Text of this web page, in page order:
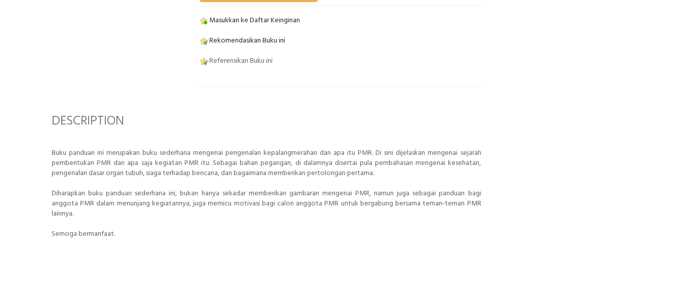
Masukkan ke Daftar Keinginan
Rekomendasikan Buku ini
Referensikan Buku ini
DESCRIPTION
Buku panduan ini merupakan buku sederhana mengenai pengenalan kepalangmerahan dan apa itu PMR. Di sini dijelaskan mengenai sejarah
pembentukan PMR dan apa saja kegiatan PMR itu. Sebagai bahan pegangan, di dalamnya disertai pula pembahasan mengenai kesehatan,
pengenalan dasar organ tubuh, siaga terhadap bencana, dan bagaimana memberikan pertolongan pertama.
Diharapkan buku panduan sederhana ini, bukan hanya sekadar memberikan gambaran mengenai PMR, namun juga sebagai panduan bagi
anggota PMR dalam menunjang kegiatannya, juga memicu motivasi bagi calon anggota PMR untuk bergabung bersama teman-teman PMR
lainnya.
Semoga bermanfaat.